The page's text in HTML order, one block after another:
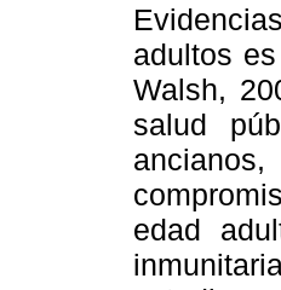
adultos
Walsh,
salud
edad